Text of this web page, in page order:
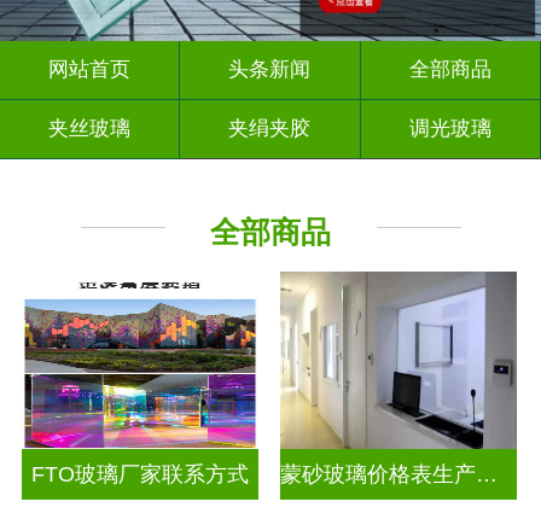
网站首页 头条新闻 全部商品
夹丝玻璃 夹绢夹胶 调光玻璃
其它玻璃
全部商品
FTO玻璃厂家联系方式 蒙砂玻璃价格表生产电话